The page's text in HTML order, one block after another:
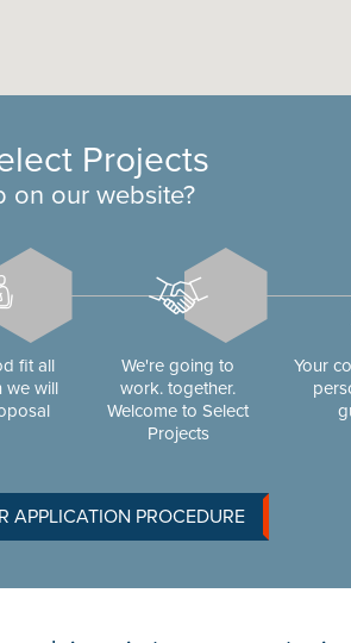
Projects
on our website?
fit all
we will
We're going to
work. together.
Welcome to Select
Projects
Your
APPLICATION PROCEDURE